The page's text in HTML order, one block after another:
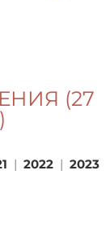
(27
| 2022| 2023